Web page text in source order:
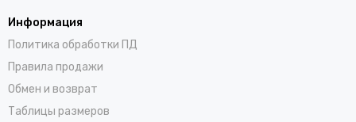
Информация
Политика обработки ПД
Правила продажи
Обмен и возврат
Таблицы размеров